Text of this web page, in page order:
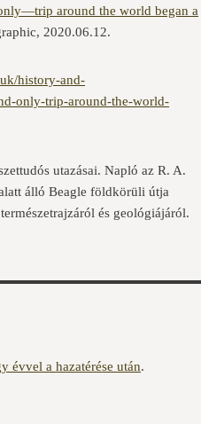
around the world began a
2020.06.12.
history-and-
only-trip-around-the-world-
utazásai. Napló az R. A.
álló Beagle földkörüli útja
és geológiájáról.
évvel a hazatérése után.